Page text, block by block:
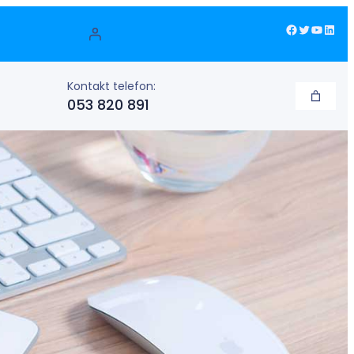
Facebook Twitter YouTube LinkedIn
Kontakt telefon:
053 820 891